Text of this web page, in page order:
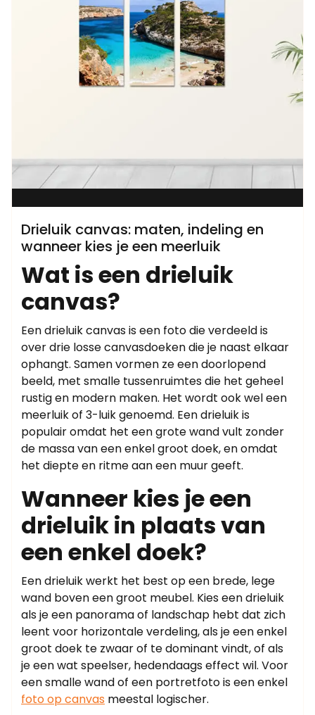
Drieluik canvas: maten, indeling en
wanneer kies je een meerluik
Wat is een drieluik
canvas?
Een drieluik canvas is een foto die verdeeld is
over drie losse canvasdoeken die je naast elkaar
ophangt. Samen vormen ze een doorlopend
beeld, met smalle tussenruimtes die het geheel
rustig en modern maken. Het wordt ook wel een
meerluik of 3-luik genoemd. Een drieluik is
populair omdat het een grote wand vult zonder
de massa van een enkel groot doek, en omdat
het diepte en ritme aan een muur geeft.
Wanneer kies je een
drieluik in plaats van
een enkel doek?
Een drieluik werkt het best op een brede, lege
wand boven een groot meubel. Kies een drieluik
als je een panorama of landschap hebt dat zich
leent voor horizontale verdeling, als je een enkel
groot doek te zwaar of te dominant vindt, of als
je een wat speelser, hedendaags effect wil. Voor
een smalle wand of een portretfoto is een enkel
foto op canvas meestal logischer.